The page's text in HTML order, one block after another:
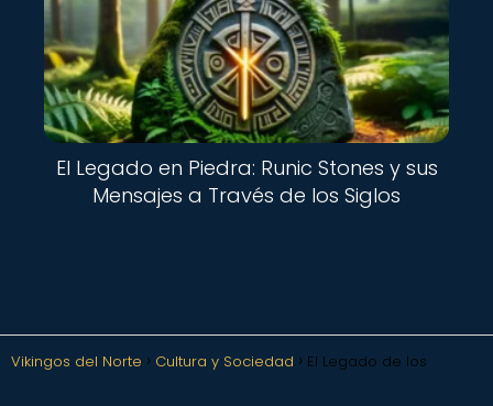
El Legado en Piedra: Runic Stones y sus
Mensajes a Través de los Siglos
Vikingos del Norte Cultura y Sociedad El Legado de los